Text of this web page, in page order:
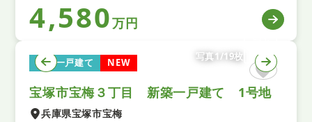
4,580万円
新築一戸建て NEW
写真1/19枚
宝塚市宝梅３丁目 新築一戸建て 1号地
兵庫県宝塚市宝梅